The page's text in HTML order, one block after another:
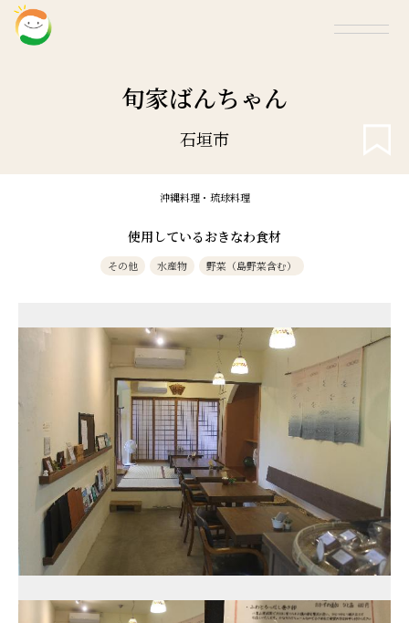
旬家ばんちゃん
石垣市
沖縄料理・琉球料理
使用しているおきなわ食材
その他 水産物 野菜（島野菜含む）